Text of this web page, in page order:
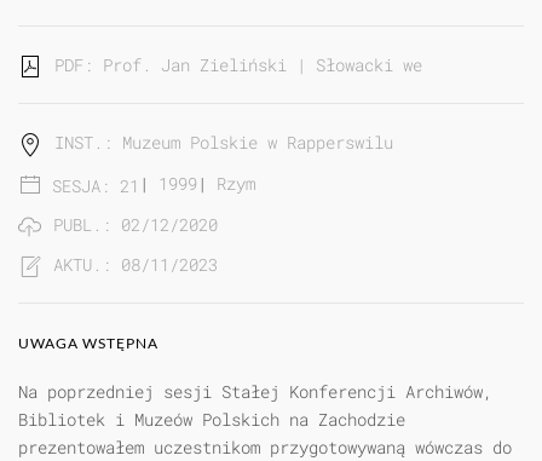
UWAGA WSTĘPNA
Na poprzedniej sesji Stałej Konferencji Archiwów,
Bibliotek i Muzeów Polskich na Zachodzie
prezentowałem uczestnikom przygotowywaną wówczas do
PDF: Prof. Jan Zieliński | Słowacki we Włoszech...
INST.: Muzeum Polskie w Rapperswilu
SESJA: 21 | 1999 | Rzym
PUBL.: 02/12/2020
AKTU.: 08/11/2023